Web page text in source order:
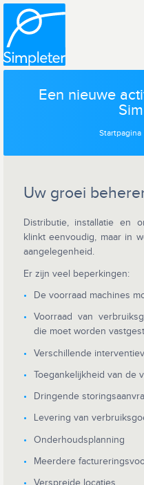
Een nieuwe
Startpagina
Uw groei
Distributie, installatie en
klinkt eenvoudig, maar in
aangelegenheid.
Er zijn veel beperkingen:
De voorraad machines
Voorraad van
die moet worden
Verschillende
Toegankelijkheid van de
Dringende
Levering van
Onderhoudsplanning
Meerdere
Verspreide locaties